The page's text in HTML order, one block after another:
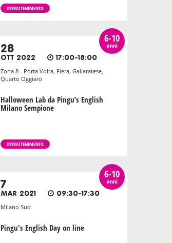
INTRATTENIMENTO
6-10
anni
28
OTT 2022 17:00-18:00
Zona 8 - Porta Volta, Fiera, Gallaratese,
Quarto Oggiaro
Halloween Lab da Pingu’s English
Milano Sempione
INTRATTENIMENTO
6-10
anni
7
MAR 2021 09:30-17:30
Milano Sud
Pingu's English Day on line